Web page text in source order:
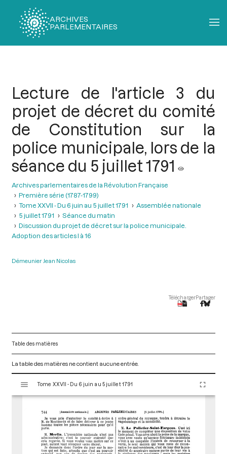
ARCHIVES
PARLEMENTAIRES
Lecture de l'article 3 du
projet de décret du comité
de Constitution sur la
police municipale, lors de la
séance du 5 juillet 1791
Archives parlementaires de la Révolution Française
Première série (1787-1799)
Tome XXVII - Du 6 juin au 5 juillet 1791
Assemblée nationale
5 juillet 1791
Séance du matin
Discussion du projet de décret sur la police municipale.
Adoption des articles l à 16
Démeunier Jean Nicolas
TéléchargerPartager
Table des matières
La table des matières ne contient aucune entrée.
s
Tome XXVII - Du 6 juin au 5 juillet 1791